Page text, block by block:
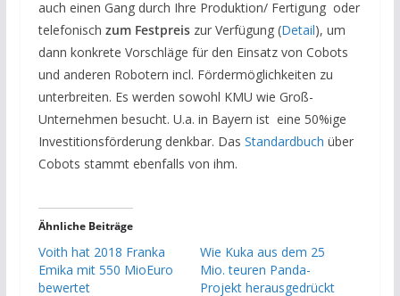
auch einen Gang durch Ihre Produktion/ Fertigung oder
telefonisch zum Festpreiszur Verfügung (Detail), um
dann konkrete Vorschläge für den Einsatz von Cobots
und anderen Robotern incl. Fördermöglichkeiten zu
unterbreiten. Es werden sowohl KMU wie Groß-
Unternehmen besucht. U.a. in Bayern ist eine 50%ige
Investitionsförderung denkbar. Das Standardbuch über
Cobots stammt ebenfalls von ihm.
Ähnliche Beiträge
Voith hat 2018 Franka
Emika mit 550 MioEuro
bewertet
Wie Kuka aus dem 25
Mio. teuren Panda-
Projekt herausgedrückt